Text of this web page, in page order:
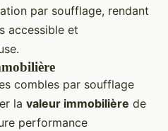
par soufflage, rendant
accessible et
combles par soufflage
la valeur immobilière de
performance